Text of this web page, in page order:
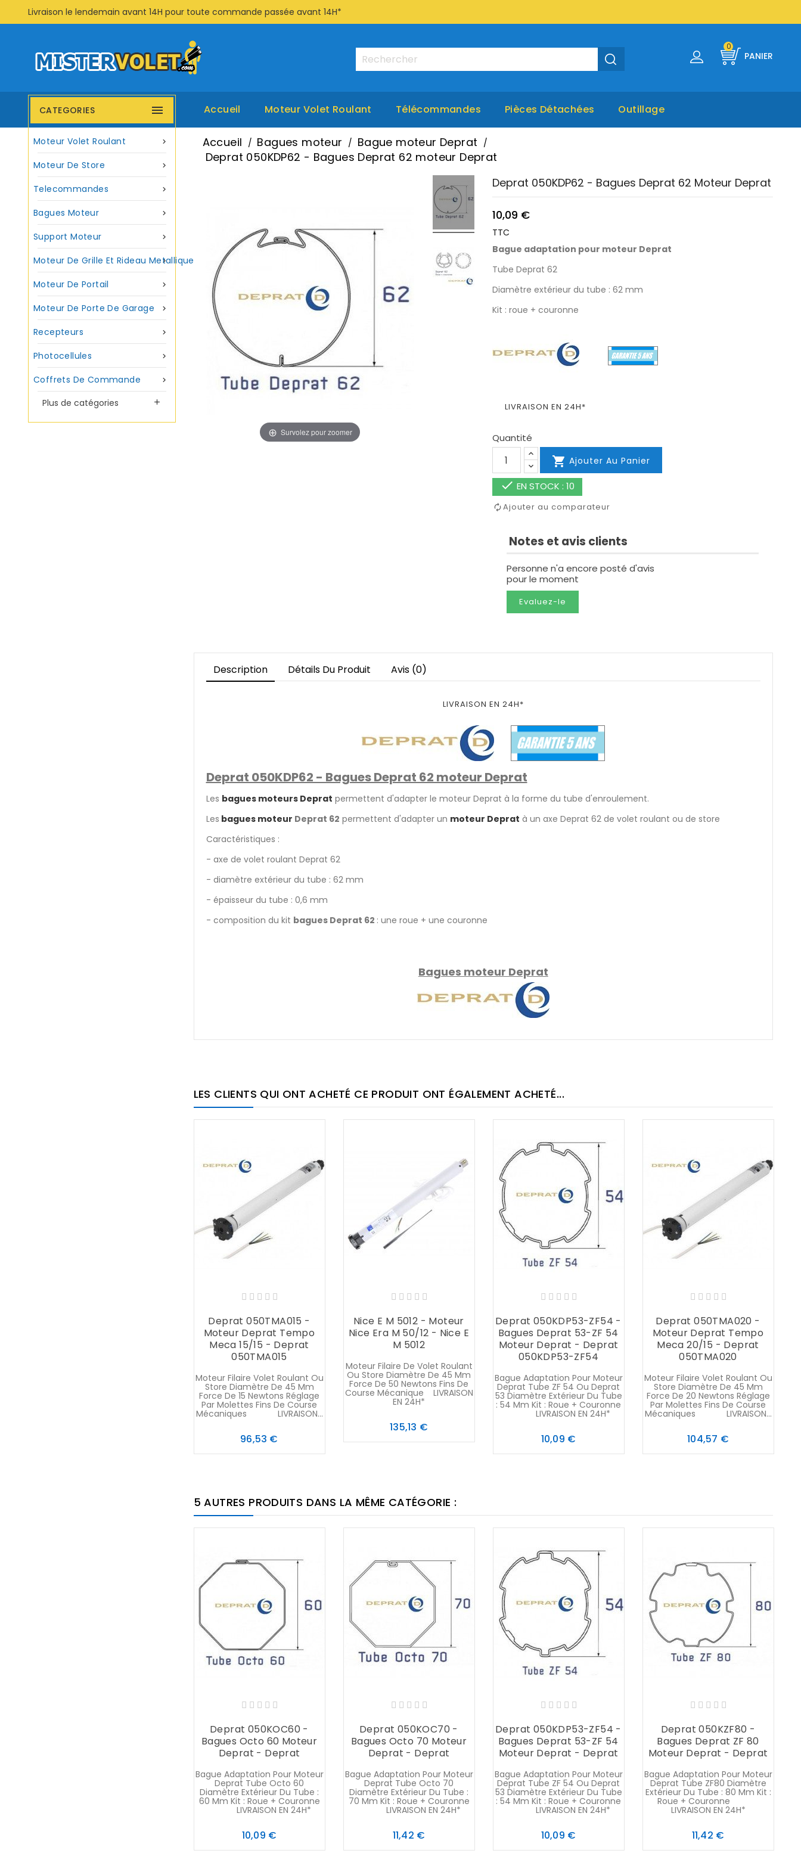
Livraison le lendemain avant 14H pour toute commande passée avant 14H*
PANIER
0
Accueil Moteur Volet Roulant Télécommandes Pièces Détachées Outillage
CATEGORIES 

Moteur Volet Roulant

Moteur De Store

Telecommandes

Bagues Moteur

Support Moteur

Moteur De Grille Et Rideau Metallique

Moteur De Portail

Moteur De Porte De Garage

Recepteurs

Photocellules

Coffrets De Commande
Plus de catégories

Accueil Bagues moteur
Bague moteur Deprat
Deprat 050KDP62 - Bagues Deprat 62 moteur Deprat
Survolez pour zoomer
Deprat 050KDP62 - Bagues Deprat 62 Moteur Deprat
10,09 €
TTC
Bague adaptation pour moteur Deprat
Tube Deprat 62
Diamètre extérieur du tube : 62 mm
Kit : roue + couronne
LIVRAISON EN 24H*
Quantité
 Ajouter Au Panier
 EN STOCK : 10
Ajouter au comparateur
Notes et avis clients
Personne n'a encore posté d'avis
pour le moment
Evaluez-le
Description Détails Du Produit Avis (0)
LIVRAISON EN 24H*
Deprat 050KDP62 - Bagues Deprat 62 moteur Deprat
Les bagues moteurs Deprat permettent d'adapter le moteur Deprat à la forme du tube d'enroulement.
Les bagues moteur Deprat 62 permettent d'adapter un moteur Deprat à un axe Deprat 62 de volet roulant ou de store
Caractéristiques :
- axe de volet roulant Deprat 62
- diamètre extérieur du tube : 62 mm
- épaisseur du tube : 0,6 mm
- composition du kit bagues Deprat 62 : une roue + une couronne
Bagues moteur Deprat
LES CLIENTS QUI ONT ACHETÉ CE PRODUIT ONT ÉGALEMENT ACHETÉ...
Deprat 050TMA015 -
Moteur Deprat Tempo
Meca 15/15 - Deprat
050TMA015
Moteur Filaire Volet Roulant Ou
Store Diamètre De 45 Mm
Force De 15 Newtons Réglage
Par Molettes Fins De Course
Mécaniques LIVRAISON...
96,53 €
Nice E M 5012 - Moteur
Nice Era M 50/12 - Nice E
M 5012
Moteur Filaire De Volet Roulant
Ou Store Diamètre De 45 Mm
Force De 50 Newtons Fins De
Course Mécanique LIVRAISON
EN 24H*
135,13 €Prix
Deprat 050KDP53-ZF54 -
Bagues Deprat 53-ZF 54
Moteur Deprat - Deprat
050KDP53-ZF54
Bague Adaptation Pour Moteur
Deprat Tube ZF 54 Ou Deprat
53 Diamètre Extérieur Du Tube
: 54 Mm Kit : Roue + Couronne
LIVRAISON EN 24H*
10,09 €
Deprat 050TMA020 -
Moteur Deprat Tempo
Meca 20/15 - Deprat
050TMA020
Moteur Filaire Volet Roulant Ou
Store Diamètre De 45 Mm
Force De 20 Newtons Réglage
Par Molettes Fins De Course
Mécaniques LIVRAISON...
104,57 €Prix
5 AUTRES PRODUITS DANS LA MÊME CATÉGORIE :
Deprat 050KOC60 -
Bagues Octo 60 Moteur
Deprat - Deprat
Bague Adaptation Pour Moteur
Deprat Tube Octo 60
Diamètre Extérieur Du Tube :
60 Mm Kit : Roue + Couronne
LIVRAISON EN 24H*
10,09 €
Deprat 050KOC70 -
Bagues Octo 70 Moteur
Deprat - Deprat
Bague Adaptation Pour Moteur
Deprat Tube Octo 70
Diamètre Extérieur Du Tube :
70 Mm Kit : Roue + Couronne
LIVRAISON EN 24H*
11,42 €
Deprat 050KDP53-ZF54 -
Bagues Deprat 53-ZF 54
Moteur Deprat - Deprat
Bague Adaptation Pour Moteur
Deprat Tube ZF 54 Ou Deprat
53 Diamètre Extérieur Du Tube
: 54 Mm Kit : Roue + Couronne
LIVRAISON EN 24H*
10,09 €
Deprat 050KZF80 -
Bagues Deprat ZF 80
Moteur Deprat - Deprat
Bague Adaptation Pour Moteur
Deprat Tube ZF80 Diamètre
Extérieur Du Tube : 80 Mm Kit :
Roue + Couronne
LIVRAISON EN 24H*
11,42 €